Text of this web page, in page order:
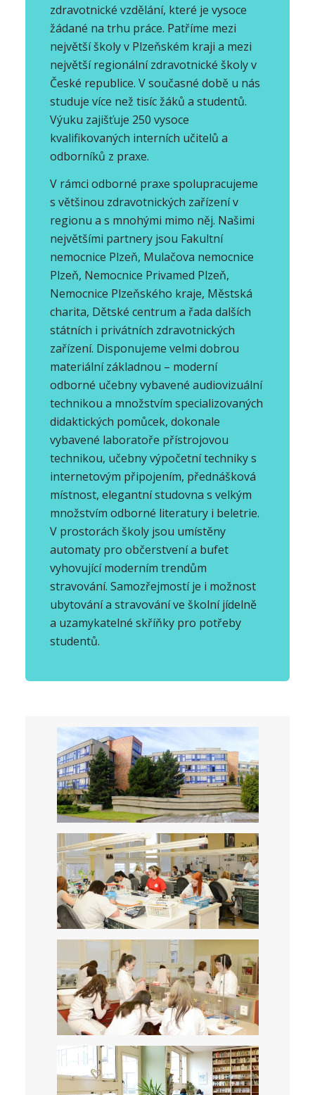
zdravotnické vzdělání, které je vysoce
žádané na trhu práce. Patříme mezi
největší školy v Plzeňském kraji a mezi
největší regionální zdravotnické školy v
České republice. V současné době u nás
studuje více než tisíc žáků a studentů.
Výuku zajišťuje 250 vysoce
kvalifikovaných interních učitelů a
odborníků z praxe.
V rámci odborné praxe spolupracujeme
s většinou zdravotnických zařízení v
regionu a s mnohými mimo něj. Našimi
největšími partnery jsou Fakultní
nemocnice Plzeň, Mulačova nemocnice
Plzeň, Nemocnice Privamed Plzeň,
Nemocnice Plzeňského kraje, Městská
charita, Dětské centrum a řada dalších
státních i privátních zdravotnických
zařízení. Disponujeme velmi dobrou
materiální základnou – moderní
odborné učebny vybavené audiovizuální
technikou a množstvím specializovaných
didaktických pomůcek, dokonale
vybavené laboratoře přístrojovou
technikou, učebny výpočetní techniky s
internetovým připojením, přednášková
místnost, elegantní studovna s velkým
množstvím odborné literatury i beletrie.
V prostorách školy jsou umístěny
automaty pro občerstvení a bufet
vyhovující moderním trendům
stravování. Samozřejmostí je i možnost
ubytování a stravování ve školní jídelně
a uzamykatelné skříňky pro potřeby
studentů.